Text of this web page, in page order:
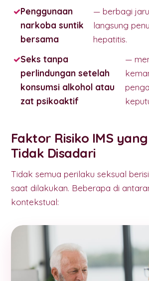
Penggunaan
narkoba suntik
bersama
— berbagi
langsung
hepatitis.
Seks tanpa
perlindungan setelah
konsumsi alkohol atau
zat psikoaktif
—
Faktor Risiko IMS
Tidak Disadari
Tidak semua perilaku seksual
saat dilakukan. Beberapa di
kontekstual: